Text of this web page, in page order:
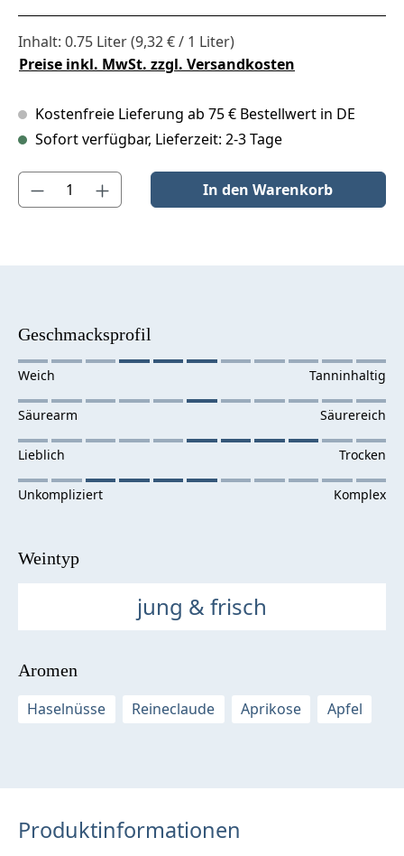
Inhalt: 0.75 Liter(9,32 € / 1 Liter)
Preise inkl. MwSt. zzgl. Versandkosten
Kostenfreie Lieferung ab 75 € Bestellwert in DE
Sofort verfügbar, Lieferzeit: 2-3 Tage
Produkt Anzahl: Gib den gewünschten Wert ein oder benutze
In den Warenkorb
Geschmacksprofil
Weintyp
jung & frisch
Aromen
Haselnüsse
Reineclaude Aprikose Apfel
Produktinformationen